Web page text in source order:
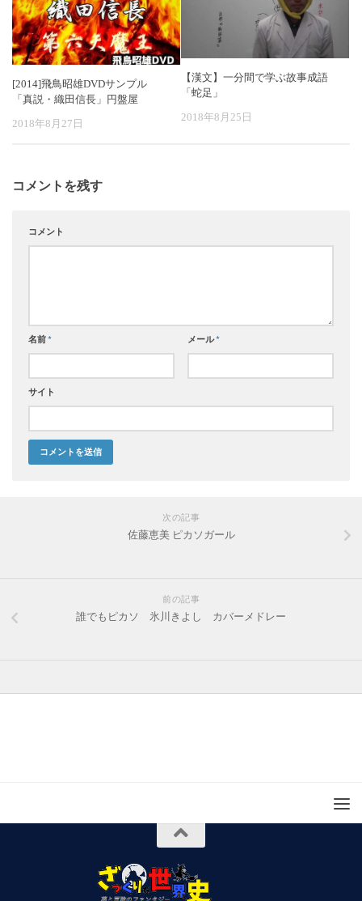
[2014]飛鳥昭雄DVDサンプル
「真説・織田信長」円盤屋
2018年8月27日
【漢文】一分間で学ぶ故事成語
「蛇足」
2018年8月25日
コメントを残す
コメント
名前* メール*
サイト
次の記事
佐藤恵美 ピカソガール
前の記事
誰でもピカソ 氷川きよし カバーメドレー